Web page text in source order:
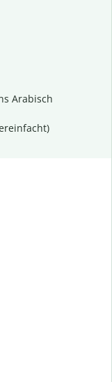
Arabisch